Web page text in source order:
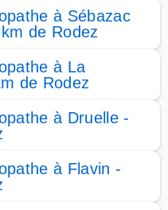
à Sébazac
de Rodez
à La
de Rodez
à Druelle -
à Flavin -